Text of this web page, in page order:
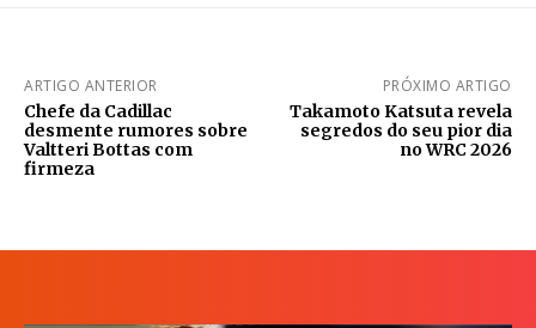
ARTIGO ANTERIOR
Chefe da Cadillac
desmente rumores sobre
Valtteri Bottas com
firmeza
PRÓXIMO ARTIGO
Takamoto Katsuta revela
segredos do seu pior dia
no WRC 2026